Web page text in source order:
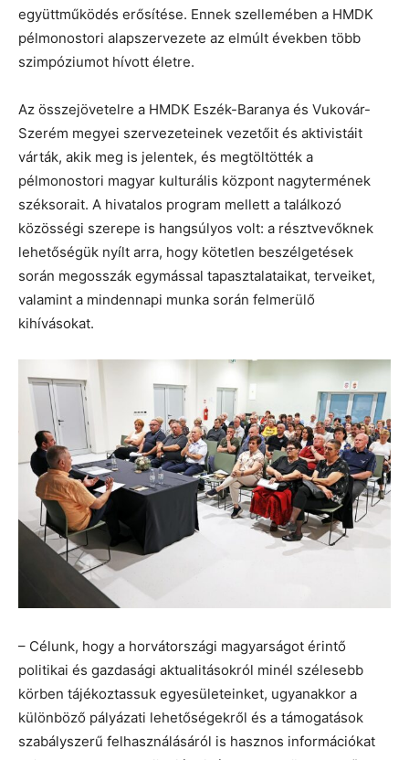
együttműködés erősítése. Ennek szellemében a HMDK
pélmonostori alapszervezete az elmúlt években több
szimpóziumot hívott életre.
Az összejövetelre a HMDK Eszék-Baranya és Vukovár-
Szerém megyei szervezeteinek vezetőit és aktivistáit
várták, akik meg is jelentek, és megtöltötték a
pélmonostori magyar kulturális központ nagytermének
széksorait. A hivatalos program mellett a találkozó
közösségi szerepe is hangsúlyos volt: a résztvevőknek
lehetőségük nyílt arra, hogy kötetlen beszélgetések
során megosszák egymással tapasztalataikat, terveiket,
valamint a mindennapi munka során felmerülő
kihívásokat.
– Célunk, hogy a horvátországi magyarságot érintő
politikai és gazdasági aktualitásokról minél szélesebb
körben tájékoztassuk egyesületeinket, ugyanakkor a
különböző pályázati lehetőségekről és a támogatások
szabályszerű felhasználásáról is hasznos információkat